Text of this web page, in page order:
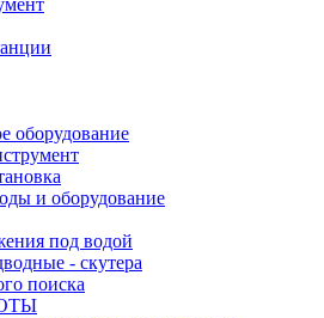
оборудование
и оборудование
под водой
- скутера
поиска